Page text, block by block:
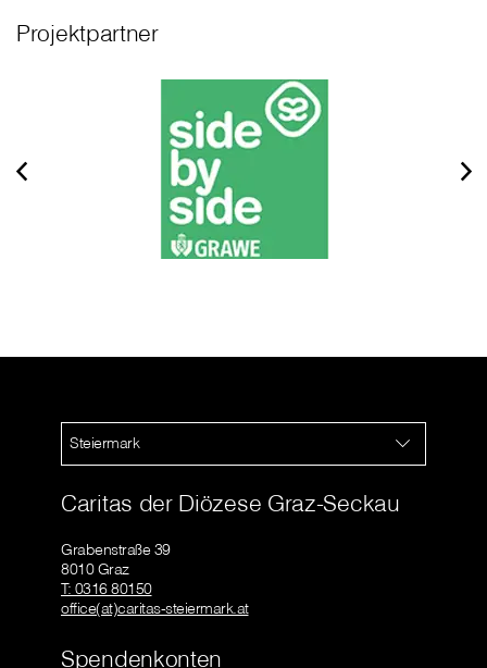
Projektpartner
Steiermark
Caritas der Diözese Graz-Seckau
Grabenstraße 39
8010 Graz
T: 0316 80150
office(at)caritas-steiermark.at
Spendenkonten